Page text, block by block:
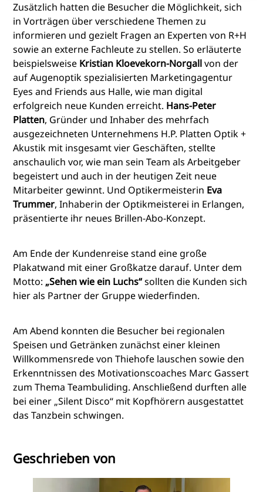
Zusätzlich hatten die Besucher die Möglichkeit, sich
in Vorträgen über verschiedene Themen zu
informieren und gezielt Fragen an Experten von R+H
sowie an externe Fachleute zu stellen. So erläuterte
beispielsweise Kristian Kloevekorn-Norgallvon der
auf Augenoptik spezialisierten Marketingagentur
Eyes and Friends aus Halle, wie man digital
erfolgreich neue Kunden erreicht. Hans-Peter
Platten, Gründer und Inhaber des mehrfach
ausgezeichneten Unternehmens H.P. Platten Optik +
Akustik mit insgesamt vier Geschäften, stellte
anschaulich vor, wie man sein Team als Arbeitgeber
begeistert und auch in der heutigen Zeit neue
Mitarbeiter gewinnt. Und Optikermeisterin Eva
Trummer, Inhaberin der Optikmeisterei in Erlangen,
präsentierte ihr neues Brillen-Abo-Konzept.
Am Ende der Kundenreise stand eine große
Plakatwand mit einer Großkatze darauf. Unter dem
Motto: „Sehen wie ein Luchs“sollten die Kunden sich
hier als Partner der Gruppe wiederfinden.
Am Abend konnten die Besucher bei regionalen
Speisen und Getränken zunächst einer kleinen
Willkommensrede von Thiehofe lauschen sowie den
Erkenntnissen des Motivationscoaches Marc Gassert
zum Thema Teambuliding. Anschließend durften alle
bei einer „Silent Disco“ mit Kopfhörern ausgestattet
das Tanzbein schwingen.
Geschrieben von